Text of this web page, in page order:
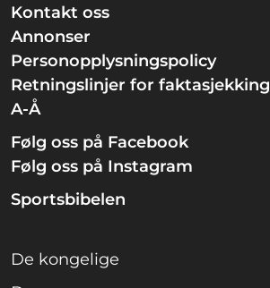
Kontakt oss
Annonser
Personopplysningspolicy
Retningslinjer for faktasjekking
A-Å
Følg oss på Facebook
Følg oss på Instagram
Sportsbibelen
De kongelige